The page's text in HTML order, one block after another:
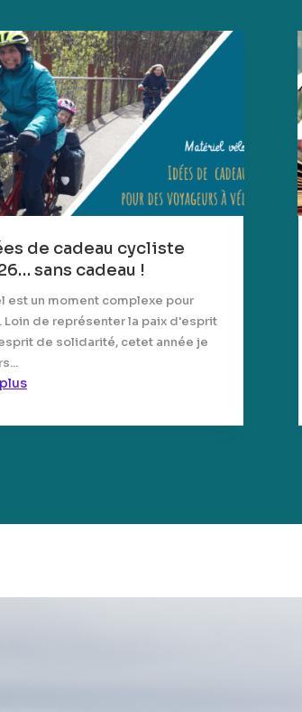
de cadeau cycliste
sans cadeau !
est un moment complexe pour
Loin de représenter la paix d'esprit
de solidarité, cetet année je